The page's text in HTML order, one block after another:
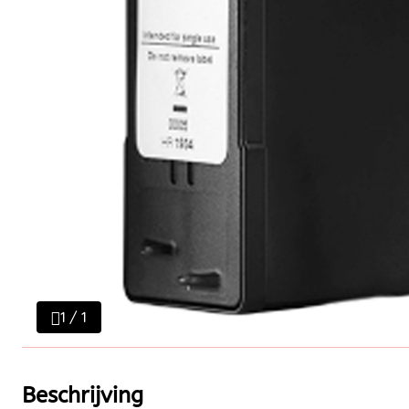
1 / 1
Beschrijving